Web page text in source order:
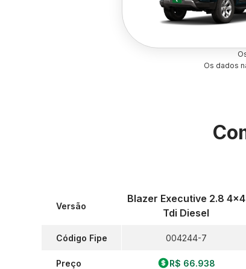
Os dados
Versão
Código Fipe
Preço
Blazer Executive 2.8 4x4
Tdi Diesel
004244-7
R$ 66.938